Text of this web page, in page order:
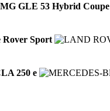
GLE 53 Hybrid Coupe
Sport
250 e